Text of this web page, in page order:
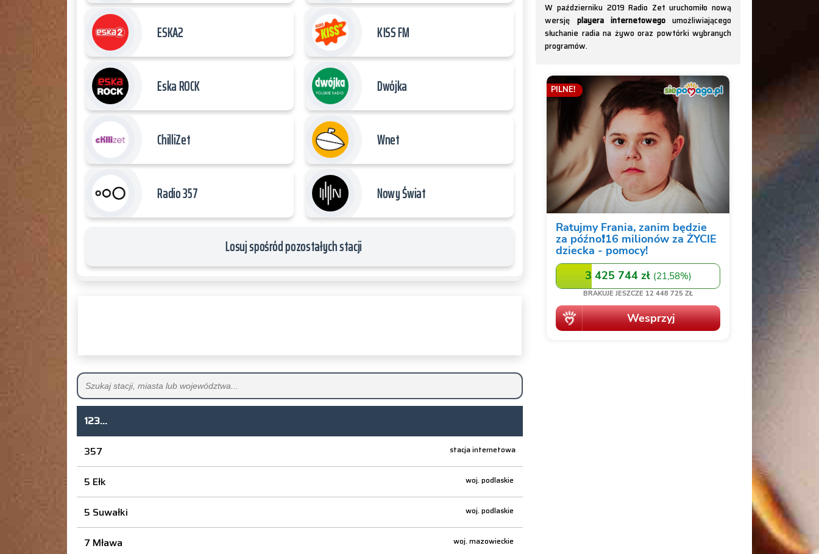
ESKA2 KISS FM
Eska ROCK Dwójka
ChilliZet Wnet
Radio 357 Nowy Świat
Losuj spośród pozostałych stacji
123...
357
stacja internetowa
5 Ełk woj. podlaskie
5 Suwałki woj. podlaskie
7 Mława woj. mazowieckie
W październiku 2019 Radio Zet uruchomiło nową
wersję playera internetowegoumożliwiającego
słuchanie radia na żywo oraz powtórki wybranych
programów.